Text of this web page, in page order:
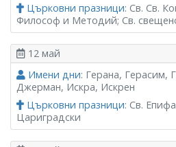
Църковни празници: Св. Св.
Философ и Методий; Св.
12 май
Имени дни: Герана, Герасим,
Джерман, Искра, Искрен
Църковни празници: Св.
Цариградски